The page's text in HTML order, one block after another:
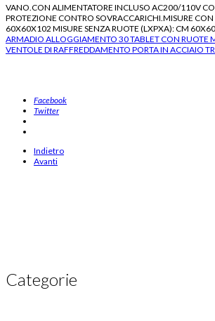
VANO.CON ALIMENTATORE INCLUSO AC200/110V
PROTEZIONE CONTRO SOVRACCARICHI.MISURE
60X60X102 MISURE SENZA RUOTE (LXPXA): CM
ARMADIO ALLOGGIAMENTO 30 TABLET CON RUOTE
VENTOLE DI RAFFREDDAMENTO PORTA IN ACCIAIO
Facebook
Twitter
Indietro
Avanti
Categorie